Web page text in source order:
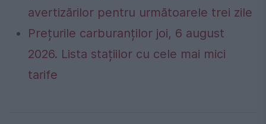
avertizărilor pentru următoarele trei zile
Prețurile carburanților joi, 6 august
2026. Lista stațiilor cu cele mai mici
tarife